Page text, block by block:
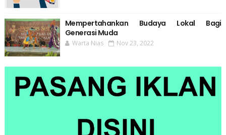
Mempertahankan Budaya Lokal Bagi
Generasi Muda
Warta Nias Nov 23, 2022